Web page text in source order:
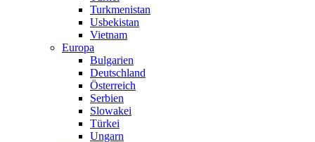
Turkmenistan
Usbekistan
Vietnam
Europa
Bulgarien
Deutschland
Österreich
Serbien
Slowakei
Türkei
Ungarn